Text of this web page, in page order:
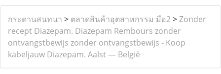
กระดานสนทนา > ตลาดสินค้าอุตสาหกรรม มือ2>Zonder
recept Diazepam. Diazepam Rembours zonder
ontvangstbewijs zonder ontvangstbewijs - Koop
kabeljauw Diazepam. Aalst — België